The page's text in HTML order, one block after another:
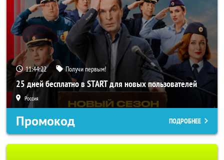
11:44:20 Получи первым!
25 дней бесплатно в START для новых пользователей
Россия
Промокод ПОДРОБНЕЕ